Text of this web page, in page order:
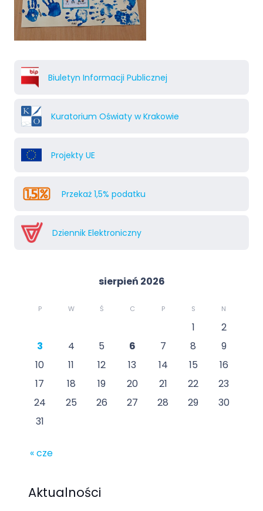
Biuletyn Informacji Publicznej
Kuratorium Oświaty w Krakowie
Projekty UE
Przekaż 1,5% podatku
Dziennik Elektroniczny
sierpień 2026
P W Ś C P S N
1
2
3
4 5 6 7 8
9
10
11 12 13 14 15
16
17
18 19 20 21 22
23
24
25 26 27 28 29
30
31
« cze
Aktualności